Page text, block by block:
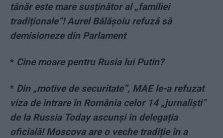
tânăr este mare susținător al „familiei
tradiționale”! Aurel Bălășoiu refuză să
demisioneze din Parlament
* Cine moare pentru Rusia lui Putin?
* Din „motive de securitate”, MAE le-a refuzat
viza de intrare în România celor 14 „jurnaliști”
de la Russia Today ascunși în delegația
oficială! Moscova are o veche tradiție în a